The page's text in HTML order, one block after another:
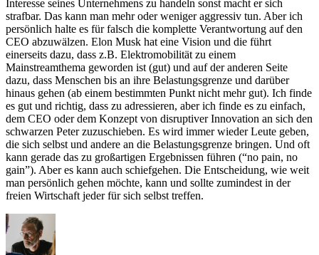
Interesse seines Unternehmens zu handeln sonst macht er sich
strafbar. Das kann man mehr oder weniger aggressiv tun. Aber ich
persönlich halte es für falsch die komplette Verantwortung auf den
CEO abzuwälzen. Elon Musk hat eine Vision und die führt
einerseits dazu, dass z.B. Elektromobilität zu einem
Mainstreamthema geworden ist (gut) und auf der anderen Seite
dazu, dass Menschen bis an ihre Belastungsgrenze und darüber
hinaus gehen (ab einem bestimmten Punkt nicht mehr gut). Ich finde
es gut und richtig, dass zu adressieren, aber ich finde es zu einfach,
dem CEO oder dem Konzept von disruptiver Innovation an sich den
schwarzen Peter zuzuschieben. Es wird immer wieder Leute geben,
die sich selbst und andere an die Belastungsgrenze bringen. Und oft
kann gerade das zu großartigen Ergebnissen führen (“no pain, no
gain”). Aber es kann auch schiefgehen. Die Entscheidung, wie weit
man persönlich gehen möchte, kann und sollte zumindest in der
freien Wirtschaft jeder für sich selbst treffen.